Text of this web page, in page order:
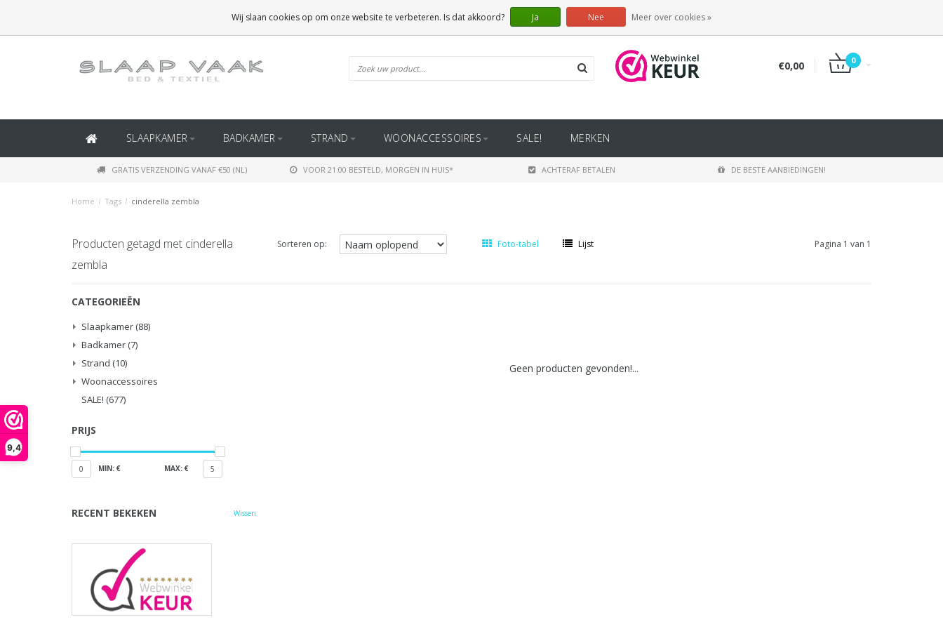
9,4
(BINNEN BELGIË)
€0,00 0
SLAAPKAMER BADKAMER STRAND WOONACCESSOIRES SALE! MERKEN
GRATIS VERZENDING VANAF €50 (NL) VOOR 21:00 BESTELD, MORGEN IN HUIS* ACHTERAF BETALEN DE BESTE AANBIEDINGEN!
Home / Tags / cinderella zembla
Producten getagd met cinderella
zembla
Sorteren op: Foto-tabel Lijst Pagina 1 van 1
CATEGORIEËN
Slaapkamer (88)
Badkamer (7)
Strand (10)
Woonaccessoires
SALE! (677)
PRIJS
0 MIN: € MAX: € 5
RECENT BEKEKEN Wissen
Geen producten gevonden!...
Wij slaan cookies op om onze website te verbeteren. Is dat akkoord? Ja Nee Meer over cookies »